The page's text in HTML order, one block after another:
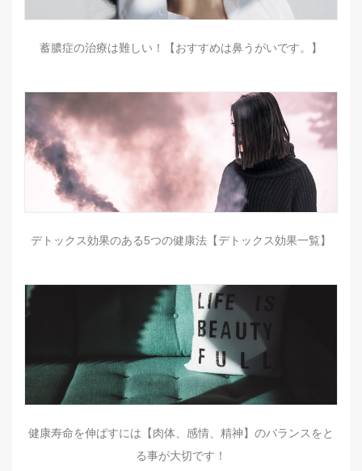
蓄膿症の治療は難しい！【おすすめは鼻うがいです。】
デトックス効果のある5つの健康法【デトックス効果一覧】
健康寿命を伸ばすには【肉体、感情、精神】のバランスをと
る事が大切です！